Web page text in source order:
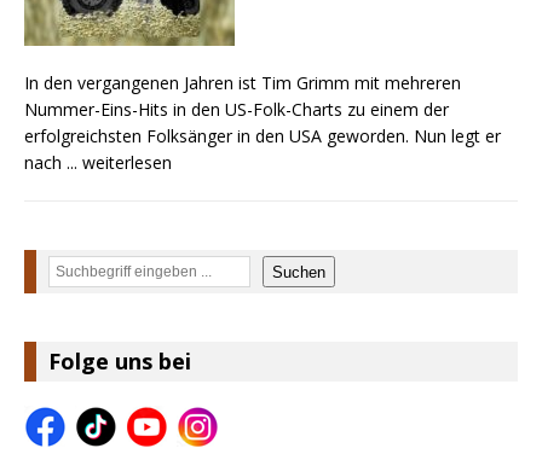
In den vergangenen Jahren ist Tim Grimm mit mehreren
Nummer-Eins-Hits in den US-Folk-Charts zu einem der
erfolgreichsten Folksänger in den USA geworden. Nun legt er
nach ... weiterlesen
Suchen Suchen
Folge uns bei